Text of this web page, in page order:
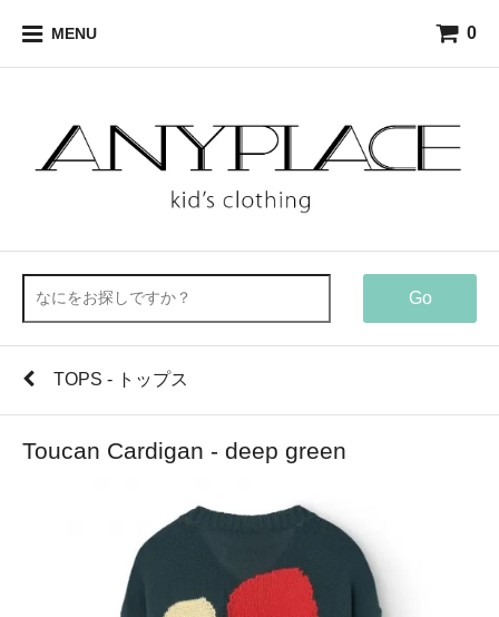
MENU 0
Go
TOPS - トップス
Toucan Cardigan - deep green